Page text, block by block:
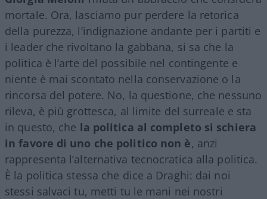
mortale. Ora, lasciamo pur perdere la retorica
della purezza, l’indignazione andante per i partiti e
i leader che rivoltano la gabbana, si sa che la
politica è l’arte del possibile nel contingente e
niente è mai scontato nella conservazione o la
rincorsa del potere. No, la questione, che nessuno
rileva, è più grottesca, al limite del surreale e sta
in questo, che la politica al completo si schiera
in favore di uno che politico non è, anzi
rappresenta l’alternativa tecnocratica alla politica.
È la politica stessa che dice a Draghi: dai noi
stessi salvaci tu, metti tu le mani nei nostri